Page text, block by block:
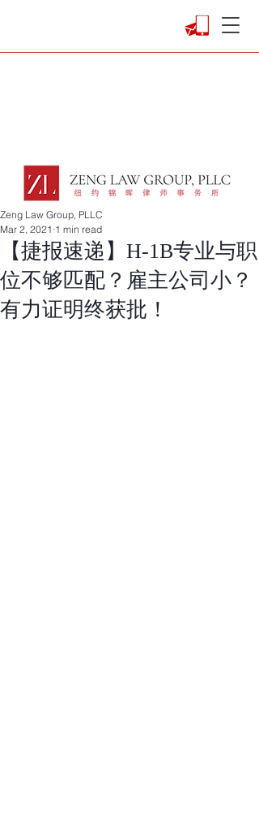
【捷报速递】H-1B专业与职
位不够匹配？雇主公司小？
有力证明终获批！
Zeng Law Group, PLLC
Mar 2, 2021 1 min read